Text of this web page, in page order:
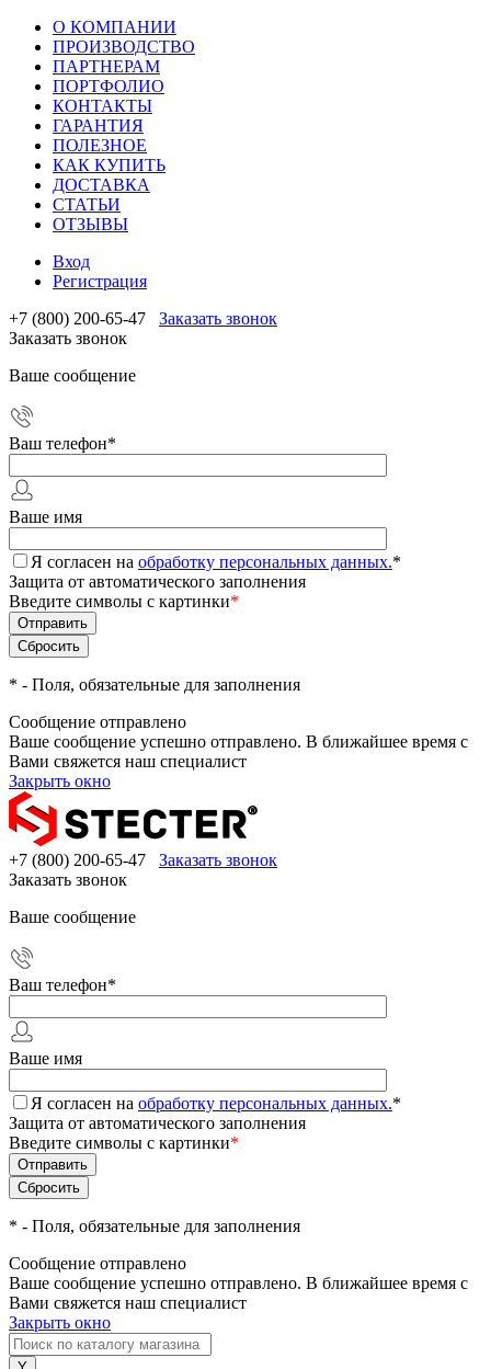
О КОМПАНИИ
ПРОИЗВОДСТВО
ПАРТНЕРАМ
ПОРТФОЛИО
КОНТАКТЫ
ГАРАНТИЯ
ПОЛЕЗНОЕ
КАК КУПИТЬ
ДОСТАВКА
СТАТЬИ
ОТЗЫВЫ
Вход
Регистрация
+7 (800) 200-65-47
Заказать звонок
Заказать звонок
Ваше сообщение
Ваш телефон*
Ваше имя
Я согласен на обработку персональных данных.*
Защита от автоматического заполнения
Введите символы с картинки*
* - Поля, обязательные для заполнения
Сообщение отправлено
Ваше сообщение успешно отправлено. В ближайшее время с
Вами свяжется наш специалист
Закрыть окно
+7 (800) 200-65-47
Заказать звонок
Заказать звонок
Ваше сообщение
Ваш телефон*
Ваше имя
Я согласен на обработку персональных данных.*
Защита от автоматического заполнения
Введите символы с картинки*
* - Поля, обязательные для заполнения
Сообщение отправлено
Ваше сообщение успешно отправлено. В ближайшее время с
Вами свяжется наш специалист
Закрыть окно